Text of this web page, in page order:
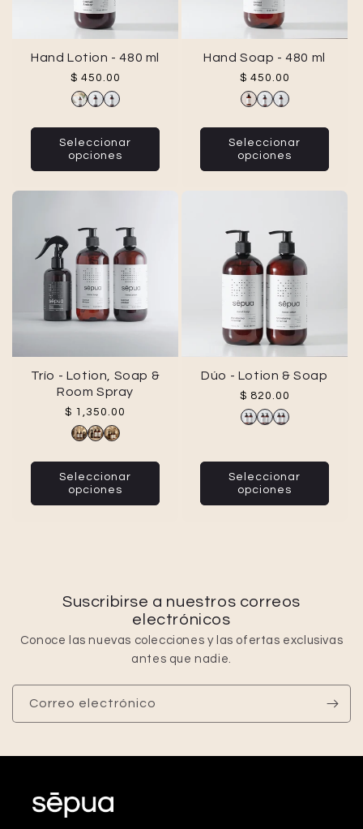
Hand Lotion - 480 ml
Precio habitual
$ 450.00
Seleccionar
opciones
Hand Soap - 480 ml
Precio habitual
$ 450.00
Seleccionar
opciones
Trío - Lotion, Soap &
Room Spray
Precio habitual
$ 1,350.00
Seleccionar
opciones
Dúo - Lotion & Soap
Precio habitual
$ 820.00
Seleccionar
opciones
Suscribirse a nuestros correos
electrónicos
Conoce las nuevas colecciones y las ofertas exclusivas
antes que nadie.
Correo electrónico